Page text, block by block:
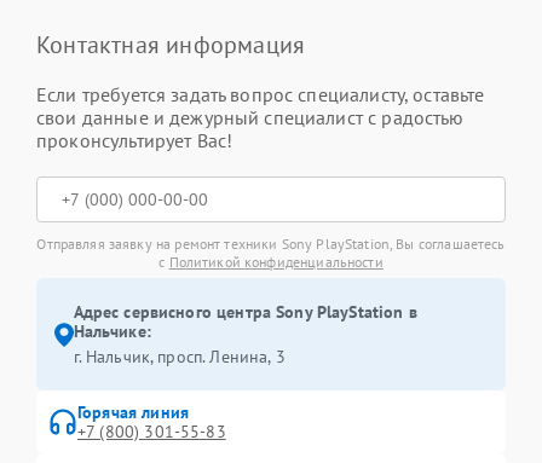
Контактная информация
Если требуется задать вопрос специалисту, оставьте
свои данные и дежурный специалист с радостью
проконсультирует Вас!
Отправляя заявку на ремонт техники Sony PlayStation, Вы соглашаетесь
с Политикой конфиденциальности
Адрес сервисного центра Sony PlayStation в
Нальчике:
г. Нальчик, просп. Ленина, 3
Горячая линия
+7 (800) 301-55-83